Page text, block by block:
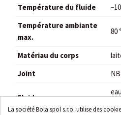
La société Bola spol s.r.o. utilise des
Température du fluide
Température ambiante
max.
80
Matériau du corps
Joint
Fluides